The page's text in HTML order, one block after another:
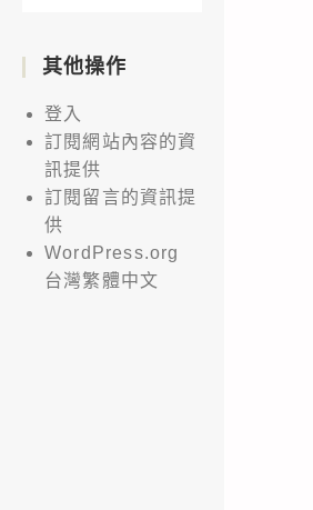
其他操作
登入
訂閱網站內容的資
訊提供
訂閱留言的資訊提
供
WordPress.org
台灣繁體中文